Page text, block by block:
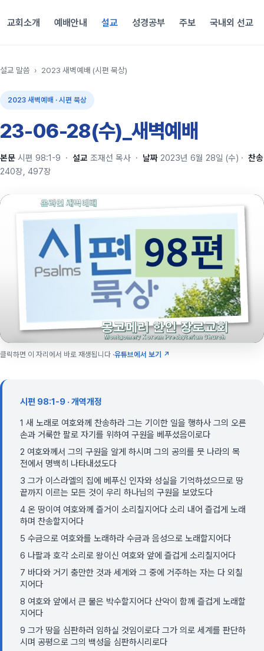
교회소개 예배안내 설교 성경공부 주보 국내외 선교
설교 말씀 › 2023 새벽예배 (시편 묵상)
2023 새벽예배 · 시편 묵상
23-06-28(수)_새벽예배
본문 시편 98:1-9 · 설교 조재선 목사 · 날짜 2023년 6월 28일 (수) · 찬송
240장, 497장
클릭하면 이 자리에서 바로 재생됩니다 ·유튜브에서 보기 ↗
시편 98:1-9 · 개역개정
1 새 노래로 여호와께 찬송하라 그는 기이한 일을 행하사 그의 오른
손과 거룩한 팔로 자기를 위하여 구원을 베푸셨음이로다
2 여호와께서 그의 구원을 알게 하시며 그의 공의를 뭇 나라의 목
전에서 명백히 나타내셨도다
3 그가 이스라엘의 집에 베푸신 인자와 성실을 기억하셨으므로 땅
끝까지 이르는 모든 것이 우리 하나님의 구원을 보았도다
4 온 땅이여 여호와께 즐거이 소리칠지어다 소리 내어 즐겁게 노래
하며 찬송할지어다
5 수금으로 여호와를 노래하라 수금과 음성으로 노래할지어다
6 나팔과 호각 소리로 왕이신 여호와 앞에 즐겁게 소리칠지어다
7 바다와 거기 충만한 것과 세계와 그 중에 거주하는 자는 다 외칠
지어다
8 여호와 앞에서 큰 물은 박수할지어다 산악이 함께 즐겁게 노래할
지어다
9 그가 땅을 심판하러 임하실 것임이로다 그가 의로 세계를 판단하
시며 공평으로 그의 백성을 심판하시리로다